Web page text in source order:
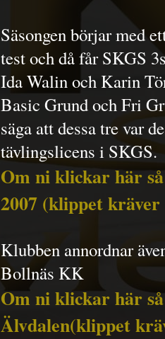
Säsongen börjar med
test och då får SKGS
Ida Walin och Karin
Basic Grund och Fri
säga att dessa tre var
tävlingslicens i SKGS.
Om ni klickar här
2007 (klippet
Klubben annordnar
Bollnäs KK
Om ni klickar här
Älvdalen(klippet